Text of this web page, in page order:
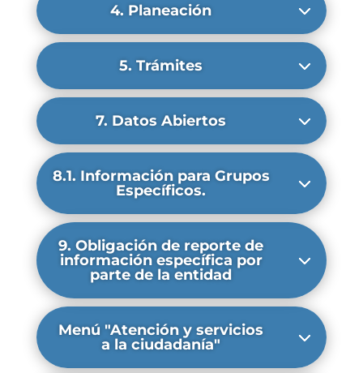
4. Planeación
5. Trámites
7. Datos Abiertos
8.1. Información para Grupos
Específicos.
9. Obligación de reporte de
información específica por
parte de la entidad
Menú "Atención y servicios
a la ciudadanía"